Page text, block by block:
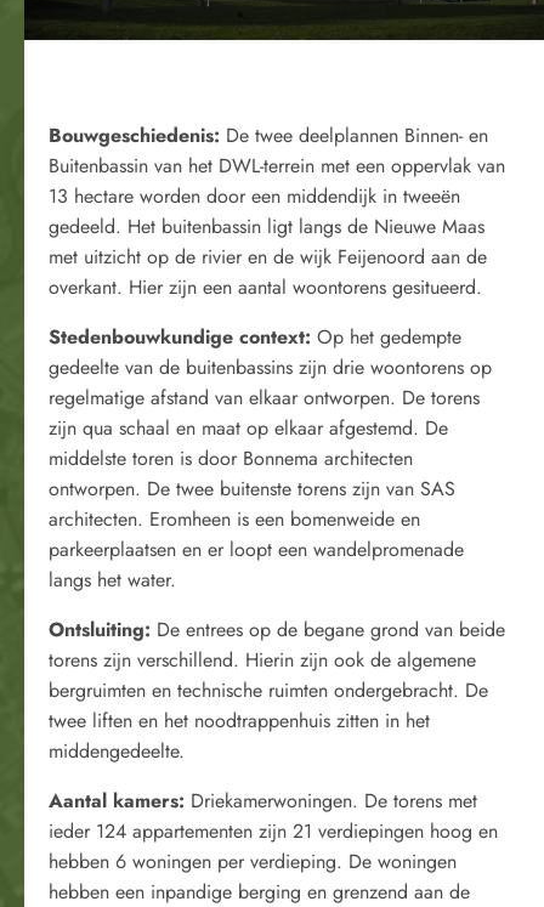
Bouwgeschiedenis: De twee deelplannen Binnen- en
Buitenbassin van het DWL-terrein met een oppervlak van
13 hectare worden door een middendijk in tweeën
gedeeld. Het buitenbassin ligt langs de Nieuwe Maas
met uitzicht op de rivier en de wijk Feijenoord aan de
overkant. Hier zijn een aantal woontorens gesitueerd.
Stedenbouwkundige context: Op het gedempte
gedeelte van de buitenbassins zijn drie woontorens op
regelmatige afstand van elkaar ontworpen. De torens
zijn qua schaal en maat op elkaar afgestemd. De
middelste toren is door Bonnema architecten
ontworpen. De twee buitenste torens zijn van SAS
architecten. Eromheen is een bomenweide en
parkeerplaatsen en er loopt een wandelpromenade
langs het water.
Ontsluiting: De entrees op de begane grond van beide
torens zijn verschillend. Hierin zijn ook de algemene
bergruimten en technische ruimten ondergebracht. De
twee liften en het noodtrappenhuis zitten in het
middengedeelte.
Aantal kamers: Driekamerwoningen. De torens met
ieder 124 appartementen zijn 21 verdiepingen hoog en
hebben 6 woningen per verdieping. De woningen
hebben een inpandige berging en grenzend aan de